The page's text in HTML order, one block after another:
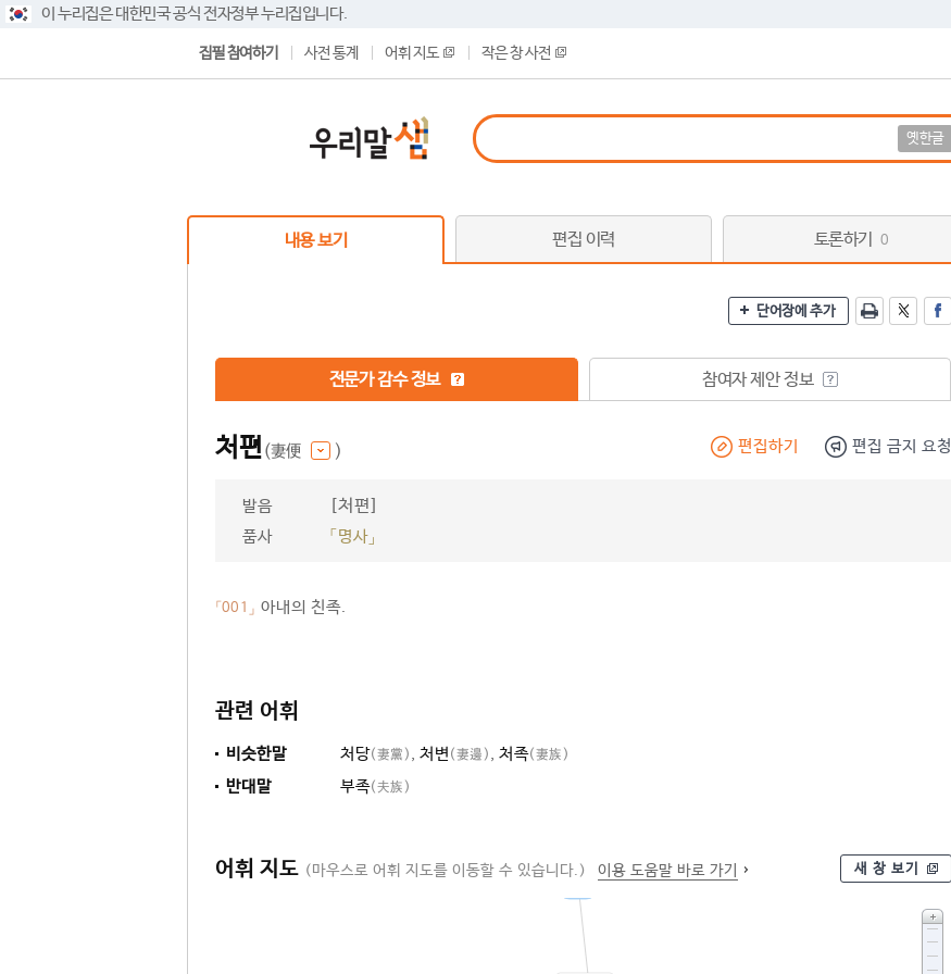
이 누리집은 대한민국 공식 전자정부 누리집입니다.
집필 참여하기 사전 통계 어휘 지도 작은 창 사전
옛한글
내용 보기 편집 이력 토론하기 0
단어장에 추가
전문가 감수 정보 참여자 제안 정보
처편(妻便 ) 편집하기 편집 금지 요청
발음 [처편]
품사 「명사」
「001」 아내의 친족.
관련 어휘
비슷한말 처당(妻黨) , 처변 (妻邊) , 처족(妻族)
반대말 부족(夫族)
어휘 지도 (마우스로 어휘 지도를 이동할 수 있습니다.) 이용 도움말 바로 가기 새 창 보기